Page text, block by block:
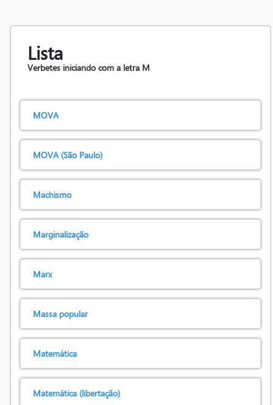
Lista
Verbetes iniciando com a letra M
MOVA
MOVA (São Paulo)
Machismo
Marginalização
Marx
Massa popular
Matemática
Matemática (libertação)